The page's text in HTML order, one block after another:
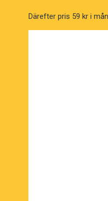
SändebudDärefter pris 59 kr i